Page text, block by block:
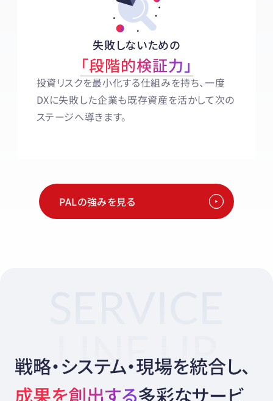
失敗しないための
「段階的検証力」
投資リスクを最小化する仕組みを持ち、一度
DXに失敗した企業も既存資産を活かして次の
ステージへ導きます。
PALの強みを見る
LINE UP
戦略・システム・現場を統合し、
成果を創出する多彩なサービ